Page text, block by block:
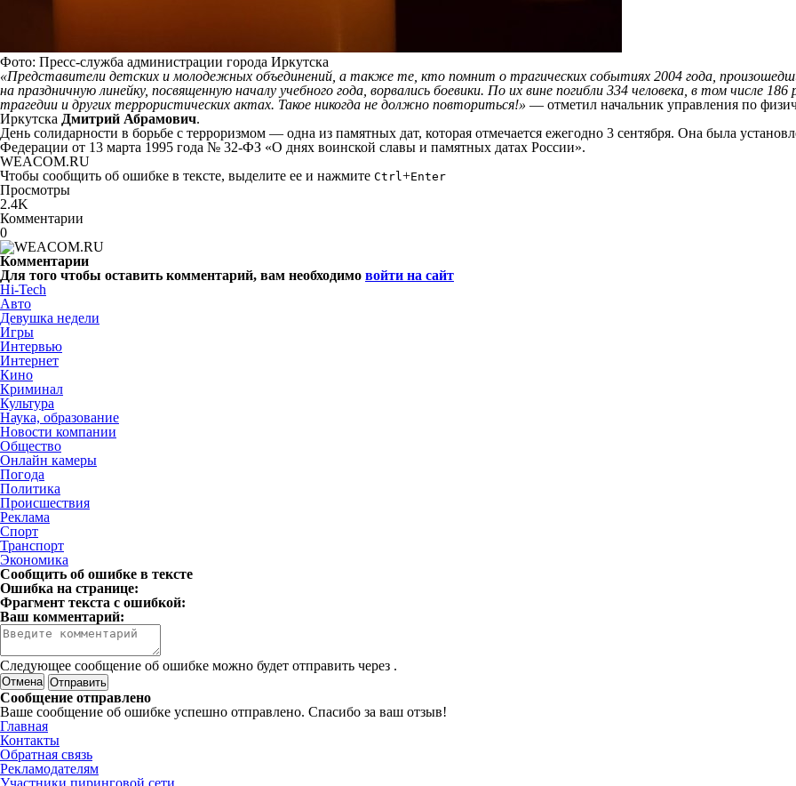
Фото: Пресс-служба администрации города Иркутска
«Представители детских и молодежных объединений, а также те, кто помнит о трагических событиях 2004 года,
на праздничную линейку, посвященную началу учебного года, ворвались боевики. По их вине погибли 334 человека, в том числе
трагедии и других террористических актах. Такое никогда не должно повториться!» — отметил начальник управления по
Иркутска Дмитрий Абрамович.
День солидарности в борьбе с терроризмом — одна из памятных дат, которая отмечается ежегодно 3 сентября. Она была
Федерации от 13 марта 1995 года № 32-ФЗ «О днях воинской славы и памятных датах России».
WEACOM.RU
Чтобы сообщить об ошибке в тексте, выделите ее и нажмите Ctrl+Enter
Просмотры
2.4K
Комментарии
0
Комментарии
Для того чтобы оставить комментарий, вам необходимо войти на сайт
Hi-Tech
Авто
Девушка недели
Игры
Интервью
Интернет
Кино
Криминал
Культура
Наука, образование
Новости компании
Общество
Онлайн камеры
Погода
Политика
Происшествия
Реклама
Спорт
Транспорт
Экономика
Сообщить об ошибке в тексте
Ошибка на странице:
Фрагмент текста с ошибкой:
Ваш комментарий:
Следующее сообщение об ошибке можно будет отправить через .
Отмена
Сообщение отправлено
Ваше сообщение об ошибке успешно отправлено. Спасибо за ваш отзыв!
Главная
Контакты
Обратная связь
Рекламодателям
Участники пиринговой сети